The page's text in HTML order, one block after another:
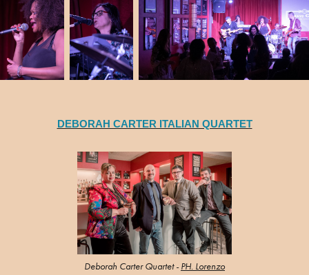
DEBORAH CARTER ITALIAN QUARTET
Deborah Carter Quartet -PH. Lorenzo